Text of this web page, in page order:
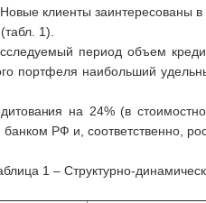
клиенты заинтересованы
1).
период объем
портфеля наибольший
на 24% (в
РФ и, соответственно,
1 – Структурно-